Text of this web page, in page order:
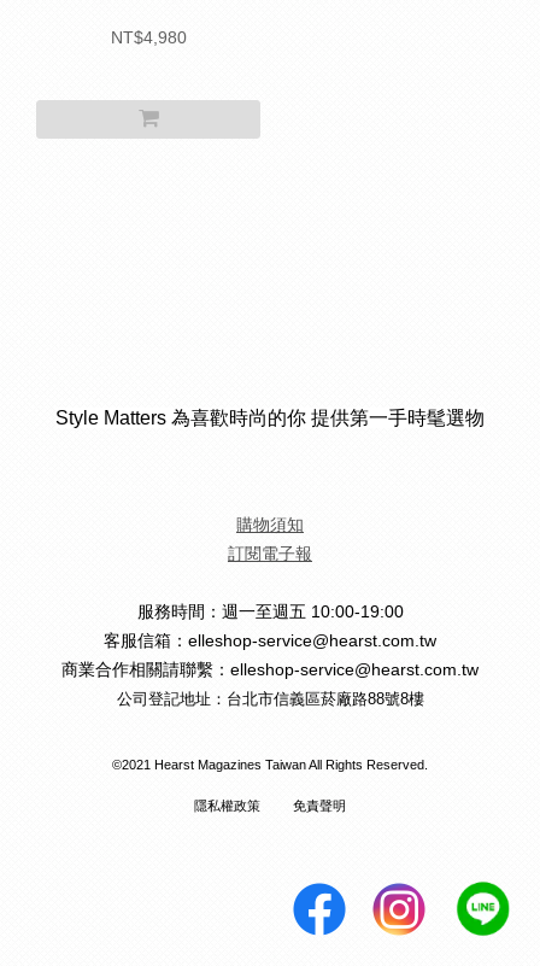
NT$4,980
Style Matters 為喜歡時尚的你 提供第一手時髦選物
購物須知
訂閱電子報
服務時間：週一至週五 10:00-19:00
客服信箱：elleshop-service@hearst.com.tw
商業合作相關請聯繫：elleshop-service@hearst.com.tw
公司登記地址：台北市信義區菸廠路88號8樓
©2021 Hearst Magazines Taiwan All Rights Reserved.
隱私權政策 免責聲明